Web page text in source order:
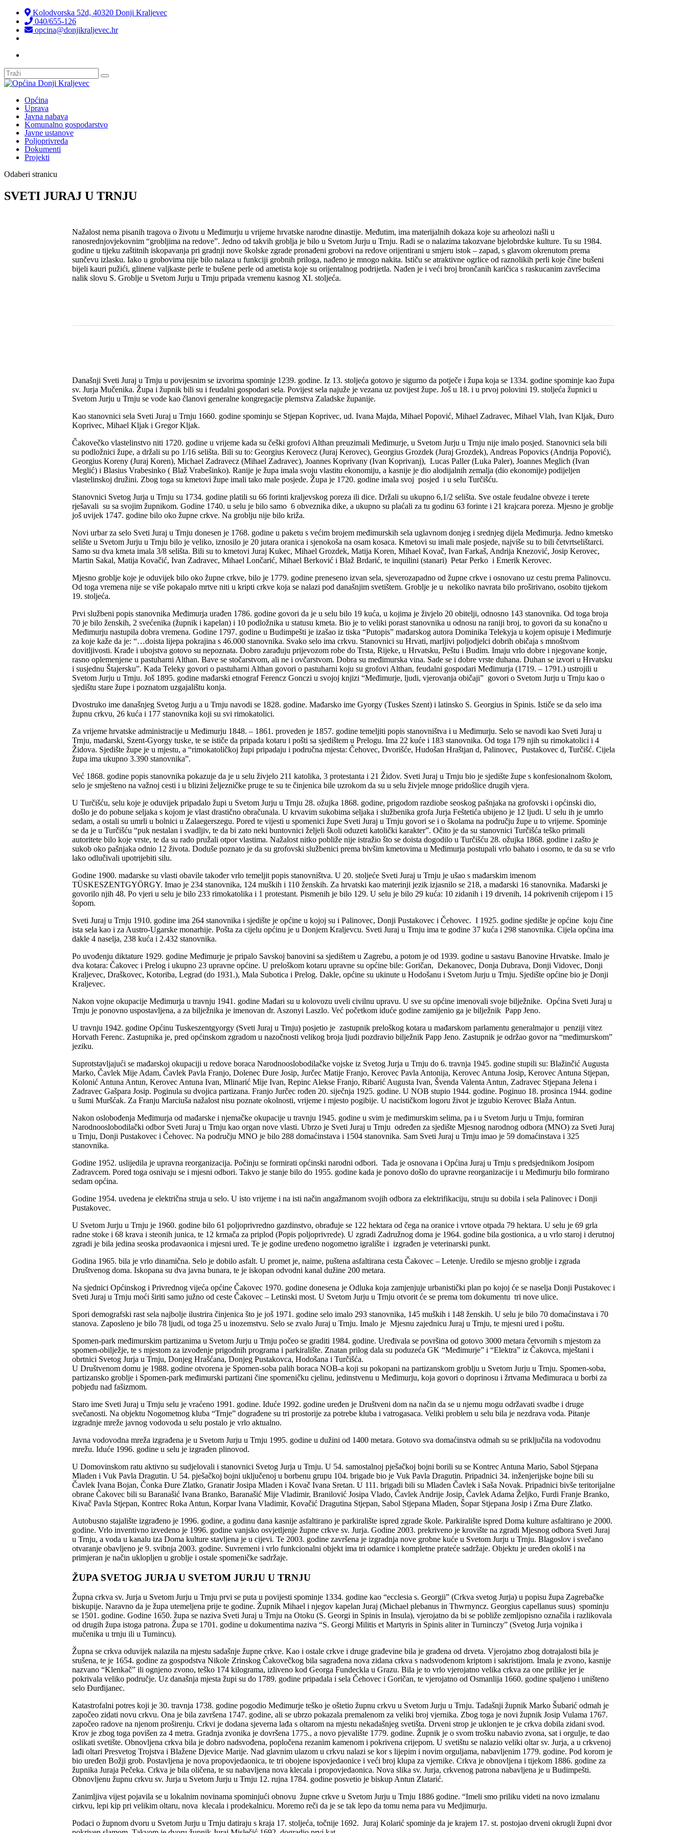
Kolodvorska 52d, 40320 Donji Kraljevec
040/655-126
opcina@donjikraljevec.hr
Općina
Uprava
Javna nabava
Komunalno gospodarstvo
Javne ustanove
Poljoprivreda
Dokumenti
Projekti
Odaberi stranicu
SVETI JURAJ U TRNJU
Nažalost nema pisanih tragova o životu u Međimurju u vrijeme hrvatske narodne dinastije. Međutim, ima materijalnih dokaza koje su arheolozi našli u
ranosrednjovjekovnim “grobljima na redove”. Jedno od takvih groblja je bilo u Svetom Jurju u Trnju. Radi se o nalazima takozvane bjelobrdske kulture. Tu su 1984.
godine u tijeku zaštitnih iskopavanja pri gradnji nove školske zgrade pronađeni grobovi na redove orijentirani u smjeru istok – zapad, s glavom okrenutom prema
sunčevu izlasku. Iako u grobovima nije bilo nalaza u funkciji grobnih priloga, nađeno je mnogo nakita. Ističu se atraktivne ogrlice od raznolikih perli koje čine bušeni
bijeli kauri pužići, glinene valjkaste perle te bušene perle od ametista koje su orijentalnog podrijetla. Nađen je i veći broj brončanih karičica s raskucanim završecima
nalik slovu S. Groblje u Svetom Jurju u Trnju pripada vremenu kasnog XI. stoljeća.
Današnji Sveti Juraj u Trnju u povijesnim se izvorima spominje 1239. godine. Iz 13. stoljeća gotovo je sigurno da potječe i župa koja se 1334. godine spominje kao župa
sv. Jurja Mučenika. Župa i župnik bili su i feudalni gospodari sela. Povijest sela najuže je vezana uz povijest župe. Još u 18. i u prvoj polovini 19. stoljeća župnici u
Svetom Jurju u Trnju se vode kao članovi generalne kongregacije plemstva Zaladske županije.
Kao stanovnici sela Sveti Juraj u Trnju 1660. godine spominju se Stjepan Koprivec, ud. Ivana Majda, Mihael Popović, Mihael Zadravec, Mihael Vlah, Ivan Kljak, Đuro
Koprivec, Mihael Kljak i Gregor Kljak.
Čakovečko vlastelinstvo niti 1720. godine u vrijeme kada su češki grofovi Althan preuzimali Međimurje, u Svetom Jurju u Trnju nije imalo posjed. Stanovnici sela bili
su podložnici župe, a držali su po 1/16 selišta. Bili su to: Georgius Kerovecz (Juraj Kerovec), Georgius Grozdek (Juraj Grozdek), Andreas Popovics (Andrija Popović),
Georgius Koreny (Juraj Koren), Michael Zadravecz (Mihael Zadravec), Joannes Koprivany (Ivan Koprivanj), Lucas Paller (Luka Paler), Joannes Meglich (Ivan
Meglić) i Blasius Vrabesinko ( Blaž Vrabešinko). Ranije je župa imala svoju vlastitu ekonomiju, a kasnije je dio alodijalnih zemalja (dio ekonomije) podijeljen
vlastelinskoj družini. Zbog toga su kmetovi župe imali tako male posjede. Župa je 1720. godine imala svoj posjed i u selu Turčišću.
Stanovnici Svetog Jurja u Trnju su 1734. godine platili su 66 forinti kraljevskog poreza ili dice. Držali su ukupno 6,1/2 selišta. Sve ostale feudalne obveze i terete
rješavali su sa svojim župnikom. Godine 1740. u selu je bilo samo 6 obveznika dike, a ukupno su plaćali za tu godinu 63 forinte i 21 krajcara poreza. Mjesno je groblje
još uvijek 1747. godine bilo oko župne crkve. Na groblju nije bilo križa.
Novi urbar za selo Sveti Juraj u Trnju donesen je 1768. godine u paketu s većim brojem međimurskih sela uglavnom donjeg i srednjeg dijela Međimurja. Jedno kmetsko
selište u Svetom Jurju u Trnju bilo je veliko, iznosilo je 20 jutara oranica i sjenokoša na osam kosaca. Kmetovi su imali male posjede, najviše su to bili četvrtselištarci.
Samo su dva kmeta imala 3/8 selišta. Bili su to kmetovi Juraj Kukec, Mihael Grozdek, Matija Koren, Mihael Kovač, Ivan Farkaš, Andrija Knezović, Josip Kerovec,
Martin Sakal, Matija Kovačić, Ivan Zadravec, Mihael Lončarić, Mihael Berković i Blaž Brdarić, te inquilini (stanari) Petar Perko i Emerik Kerovec.
Mjesno groblje koje je oduvijek bilo oko župne crkve, bilo je 1779. godine preneseno izvan sela, sjeverozapadno od župne crkve i osnovano uz cestu prema Palinovcu.
Od toga vremena nije se više pokapalo mrtve niti u kripti crkve koja se nalazi pod današnjim svetištem. Groblje je u nekoliko navrata bilo proširivano, osobito tijekom
19. stoljeća.
Prvi službeni popis stanovnika Međimurja urađen 1786. godine govori da je u selu bilo 19 kuća, u kojima je živjelo 20 obitelji, odnosno 143 stanovnika. Od toga broja
70 je bilo ženskih, 2 svećenika (župnik i kapelan) i 10 podložnika u statusu kmeta. Bio je to veliki porast stanovnika u odnosu na raniji broj, to govori da su konačno u
Međimurju nastupila dobra vremena. Godine 1797. godine u Budimpešti je izašao iz tiska “Putopis” mađarskog autora Dominika Telekyja u kojem opisuje i Međimurje
za koje kaže da je: “…doista lijepa pokrajina s 46.000 stanovnika. Svako selo ima crkvu. Stanovnici su Hrvati, marljivi poljodjelci dobrih običaja s mnoštvom
dovitljivosti. Krađe i ubojstva gotovo su nepoznata. Dobro zarađuju prijevozom robe do Trsta, Rijeke, u Hrvatsku, Peštu i Budim. Imaju vrlo dobre i njegovane konje,
rasno oplemenjene u pastuharni Althan. Bave se stočarstvom, ali ne i ovčarstvom. Dobra su međimurska vina. Sade se i dobre vrste duhana. Duhan se izvori u Hrvatsku
i susjednu Štajersku”. Kada Teleky govori o pastuharni Althan govori o pastuharni koju su grofovi Althan, feudalni gospodari Međimurja (1719. –1791.) ustrojili u
Svetom Jurju u Trnju. Još 1895. godine mađarski etnograf Ferencz Gonczi u svojoj knjizi “Međimurje, ljudi, vjerovanja običaji” govori o Svetom Jurju u Trnju kao o
sjedištu stare župe i poznatom uzgajalištu konja.
Dvostruko ime današnjeg Svetog Jurju a u Trnju navodi se 1828. godine. Mađarsko ime Gyorgy (Tuskes Szent) i latinsko S. Georgius in Spinis. Ističe se da selo ima
župnu crkvu, 26 kuća i 177 stanovnika koji su svi rimokatolici.
Za vrijeme hrvatske administracije u Međimurju 1848. –1861. proveden je 1857. godine temeljiti popis stanovništva i u Međimurju. Selo se navodi kao Sveti Juraj u
Trnju, mađarski, Szent-Gyorgy tuske, te se ističe da pripada kotaru i pošti sa sjedištem u Prelogu. Ima 22 kuće i 183 stanovnika. Od toga 179 njih su rimokatolici i 4
Židova. Sjedište župe je u mjestu, a “rimokatoličkoj župi pripadaju i područna mjesta: Čehovec, Dvorišće, Hudošan Hraštjan d, Palinovec, Pustakovec d, Turčišć. Cijela
župa ima ukupno 3.390 stanovnika”.
Već 1868. godine popis stanovnika pokazuje da je u selu živjelo 211 katolika, 3 protestanta i 21 Židov. Sveti Juraj u Trnju bio je sjedište župe s konfesionalnom školom,
selo je smješteno na važnoj cesti i u blizini željezničke pruge te su te činjenica bile uzrokom da su u selu živjele mnoge pridošlice drugih vjera.
U Turčišću, selu koje je oduvijek pripadalo župi u Svetom Jurju u Trnju 28. ožujka 1868. godine, prigodom razdiobe seoskog pašnjaka na grofovski i općinski dio,
došlo je do pobune seljaka s kojom je vlast drastično obračunala. U krvavim sukobima seljaka i službenika grofa Jurja Feštetića ubijeno je 12 ljudi. U selu ih je umrlo
sedam, a ostali su umrli u bolnici u Zalaegerszegu. Pored te vijesti u spomenici župe Sveti Juraj u Trnju govori se i o školama na području župe u to vrijeme. Spominje
se da je u Turčišću “puk nestalan i svadljiv, te da bi zato neki buntovnici željeli školi oduzeti katolički karakter”. Očito je da su stanovnici Turčišća teško primali
autoritete bilo koje vrste, te da su rado pružali otpor vlastima. Nažalost nitko pobliže nije istražio što se doista dogodilo u Turčišću 28. ožujka 1868. godine i zašto je
sukob oko pašnjaka odnio 12 života. Doduše poznato je da su grofovski službenici prema bivšim kmetovima u Međimurja postupali vrlo bahato i osorno, te da su se vrlo
lako odlučivali upotrijebiti silu.
Godine 1900. mađarske su vlasti obavile također vrlo temeljit popis stanovništva. U 20. stoljeće Sveti Juraj u Trnju je ušao s mađarskim imenom
TÜSKESZENTGYÖRGY. Imao je 234 stanovnika, 124 muških i 110 ženskih. Za hrvatski kao materinji jezik izjasnilo se 218, a mađarski 16 stanovnika. Mađarski je
govorilo njih 48. Po vjeri u selu je bilo 233 rimokatolika i 1 protestant. Pismenih je bilo 129. U selu je bilo 29 kuća: 10 zidanih i 19 drvenih, 14 pokrivenih crijepom i 15
šopom.
Sveti Juraj u Trnju 1910. godine ima 264 stanovnika i sjedište je općine u kojoj su i Palinovec, Donji Pustakovec i Čehovec. I 1925. godine sjedište je općine koju čine
ista sela kao i za Austro-Ugarske monarhije. Pošta za cijelu općinu je u Donjem Kraljevcu. Sveti Juraj u Trnju ima te godine 37 kuća i 298 stanovnika. Cijela općina ima
dakle 4 naselja, 238 kuća i 2.432 stanovnika.
Po uvođenju diktature 1929. godine Međimurje je pripalo Savskoj banovini sa sjedištem u Zagrebu, a potom je od 1939. godine u sastavu Banovine Hrvatske. Imalo je
dva kotara: Čakovec i Prelog i ukupno 23 upravne općine. U preloškom kotaru upravne su općine bile: Goričan, Dekanovec, Donja Dubrava, Donji Vidovec, Donji
Kraljevec, Draškovec, Kotoriba, Legrad (do 1931.), Mala Subotica i Prelog. Dakle, općine su ukinute u Hodošanu i Svetom Jurju u Trnju. Sjedište općine bio je Donji
Kraljevec.
Nakon vojne okupacije Međimurja u travnju 1941. godine Mađari su u kolovozu uveli civilnu upravu. U sve su općine imenovali svoje bilježnike. Općina Sveti Juraj u
Trnju je ponovno uspostavljena, a za bilježnika je imenovan dr. Aszonyi Laszlo. Već početkom iduće godine zamijenio ga je bilježnik Papp Jeno.
U travnju 1942. godine Općinu Tuskeszentgyorgy (Sveti Juraj u Trnju) posjetio je zastupnik preloškog kotara u mađarskom parlamentu generalmajor u penziji vitez
Horvath Ferenc. Zastupnika je, pred općinskom zgradom u nazočnosti velikog broja ljudi pozdravio bilježnik Papp Jeno. Zastupnik je održao govor na “međimurskom”
jeziku.
Suprotstavljajući se mađarskoj okupaciji u redove boraca Narodnooslobodilačke vojske iz Svetog Jurja u Trnju do 6. travnja 1945. godine stupili su: Blažinčić Augusta
Marko, Čavlek Mije Adam, Čavlek Pavla Franjo, Dolenec Đure Josip, Jurčec Matije Franjo, Kerovec Pavla Antonija, Kerovec Antuna Josip, Kerovec Antuna Stjepan,
Kolonić Antuna Antun, Kerovec Antuna Ivan, Mlinarić Mije Ivan, Repinc Alekse Franjo, Ribarić Augusta Ivan, Švenda Valenta Antun, Zadravec Stjepana Jelena i
Zadravec Gašpara Josip. Poginula su dvojica partizana. Franjo Jurčec rođen 20. siječnja 1925. godine. U NOB stupio 1944. godine. Poginuo 18. prosinca 1944. godine
u šumi Muršćak. Za Franju Marciuša nažalost nisu poznate okolnosti, vrijeme i mjesto pogibije. U nacističkom logoru život je izgubio Kerovec Blaža Antun.
Nakon oslobođenja Međimurja od mađarske i njemačke okupacije u travnju 1945. godine u svim je međimurskim selima, pa i u Svetom Jurju u Trnju, formiran
Narodnooslobodilački odbor Sveti Juraj u Trnju kao organ nove vlasti. Ubrzo je Sveti Juraj u Trnju određen za sjedište Mjesnog narodnog odbora (MNO) za Sveti Juraj
u Trnju, Donji Pustakovec i Čehovec. Na području MNO je bilo 288 domaćinstava i 1504 stanovnika. Sam Sveti Juraj u Trnju imao je 59 domaćinstava i 325
stanovnika.
Godine 1952. uslijedila je upravna reorganizacija. Počinju se formirati općinski narodni odbori. Tada je osnovana i Općina Juraj u Trnju s predsjednikom Josipom
Zadravcem. Pored toga osnivaju se i mjesni odbori. Takvo je stanje bilo do 1955. godine kada je ponovo došlo do upravne reorganizacije i u Međimurju bilo formirano
sedam općina.
Godine 1954. uvedena je električna struja u selo. U isto vrijeme i na isti način angažmanom svojih odbora za elektrifikaciju, struju su dobila i sela Palinovec i Donji
Pustakovec.
U Svetom Jurju u Trnju je 1960. godine bilo 61 poljoprivredno gazdinstvo, obrađuje se 122 hektara od čega na oranice i vrtove otpada 79 hektara. U selu je 69 grla
radne stoke i 68 krava i steonih junica, te 12 krmača za priplod (Popis poljoprivrede). U zgradi Zadružnog doma je 1964. godine bila gostionica, a u vrlo staroj i derutnoj
zgradi je bila jedina seoska prodavaonica i mjesni ured. Te je godine uređeno nogometno igralište i izgrađen je veterinarski punkt.
Godina 1965. bila je vrlo dinamična. Selo je dobilo asfalt. U promet je, naime, puštena asfaltirana cesta Čakovec –Letenje. Uredilo se mjesno groblje i zgrada
Društvenog doma. Iskopana su dva javna bunara, te je iskopan odvodni kanal dužine 200 metara.
Na sjednici Općinskog i Privrednog vijeća općine Čakovec 1970. godine donesena je Odluka koja zamjenjuje urbanistički plan po kojoj će se naselja Donji Pustakovec i
Sveti Juraj u Trnju moći širiti samo južno od ceste Čakovec –Letinski most. U Svetom Jurju u Trnju otvorit će se prema tom dokumentu tri nove ulice.
Spori demografski rast sela najbolje ilustrira činjenica što je još 1971. godine selo imalo 293 stanovnika, 145 muških i 148 ženskih. U selu je bilo 70 domaćinstava i 70
stanova. Zaposleno je bilo 78 ljudi, od toga 25 u inozemstvu. Selo se zvalo Juraj u Trnju. Imalo je Mjesnu zajednicu Juraj u Trnju, te mjesni ured i poštu.
Spomen-park međimurskim partizanima u Svetom Jurju u Trnju počeo se graditi 1984. godine. Uređivala se površina od gotovo 3000 metara četvornih s mjestom za
spomen-obilježje, te s mjestom za izvođenje prigodnih programa i parkiralište. Znatan prilog dala su poduzeća GK “Međimurje” i “Elektra” iz Čakovca, mještani i
obrtnici Svetog Jurja u Trnju, Donjeg Hrašćana, Donjeg Pustakovca, Hodošana i Turčišća.
U Društvenom domu je 1988. godine otvorena je Spomen-soba palih boraca NOB-a koji su pokopani na partizanskom groblju u Svetom Jurju u Trnju. Spomen-soba,
partizansko groblje i Spomen-park međimurski partizani čine spomeničku cjelinu, jedinstvenu u Međimurju, koja govori o doprinosu i žrtvama Međimuraca u borbi za
pobjedu nad fašizmom.
Staro ime Sveti Juraj u Trnju selu je vraćeno 1991. godine. Iduće 1992. godine uređen je Društveni dom na način da se u njemu mogu održavati svadbe i druge
svečanosti. Na objektu Nogometnog kluba “Trnje” dograđene su tri prostorije za potrebe kluba i vatrogasaca. Veliki problem u selu bila je nezdrava voda. Pitanje
izgradnje mreže javnog vodovoda u selu postalo je vrlo aktualno.
Javna vodovodna mreža izgrađena je u Svetom Jurju u Trnju 1995. godine u dužini od 1400 metara. Gotovo sva domaćinstva odmah su se priključila na vodovodnu
mrežu. Iduće 1996. godine u selu je izgrađen plinovod.
U Domovinskom ratu aktivno su sudjelovali i stanovnici Svetog Jurja u Trnju. U 54. samostalnoj pješačkoj bojni borili su se Kontrec Antuna Mario, Sabol Stjepana
Mladen i Vuk Pavla Dragutin. U 54. pješačkoj bojni uključenoj u borbenu grupu 104. brigade bio je Vuk Pavla Dragutin. Pripadnici 34. inženjerijske bojne bili su
Čavlek Ivana Bojan, Čonka Đure Zlatko, Granatir Josipa Mladen i Kovač Ivana Sretan. U 111. brigadi bili su Mladen Čavlek i Saša Novak. Pripadnici bivše teritorijalne
obrane Čakovec bili su Baranašić Ivana Branko, Baranašić Mije Vladimir, Branilović Josipa Vlado, Čavlek Andrije Josip, Čavlek Adama Željko, Furdi Franje Branko,
Kivač Pavla Stjepan, Kontrec Roka Antun, Korpar Ivana Vladimir, Kovačić Dragutina Stjepan, Sabol Stjepana Mladen, Šopar Stjepana Josip i Zrna Đure Zlatko.
Autobusno stajalište izgrađeno je 1996. godine, a godinu dana kasnije asfaltirano je parkiralište ispred zgrade škole. Parkiralište ispred Doma kulture asfaltirano je 2000.
godine. Vrlo inventivno izvedeno je 1996. godine vanjsko osvjetljenje župne crkve sv. Jurja. Godine 2003. prekriveno je krovište na zgradi Mjesnog odbora Sveti Juraj
u Trnju, a voda u kanalu iza Doma kulture stavljena je u cijevi. Te 2003. godine završena je izgradnja nove grobne kuće u Svetom Jurju u Trnju. Blagoslov i svečano
otvaranje obavljeno je 9. svibnja 2003. godine. Suvremeni i vrlo funkcionalni objekt ima tri odarnice i kompletne prateće sadržaje. Objektu je uređen okoliš i na
primjeran je način uklopljen u groblje i ostale spomeničke sadržaje.
ŽUPA SVETOG JURJA U SVETOM JURJU U TRNJU
Župna crkva sv. Jurja u Svetom Jurju u Trnju prvi se puta u povijesti spominje 1334. godine kao “ecclesia s. Georgii” (Crkva svetog Jurja) u popisu župa Zagrebačke
biskupije. Naravno da je župa utemeljena prije te godine. Župnik Mihael i njegov kapelan Juraj (Michael plebanus in Thwrnyncz. Georgius capellanus suus) spominju
se 1501. godine. Godine 1650. župa se naziva Sveti Juraj u Trnju na Otoku (S. Georgi in Spinis in Insula), vjerojatno da bi se pobliže zemljopisno označila i razlikovala
od drugih župa istoga patrona. Župa se 1701. godine u dokumentima naziva “S. Georgi Militis et Martyris in Spinis aliter in Turninczy” (Svetog Jurja vojnika i
mučenika u trnju ili u Turnincu).
Župna se crkva oduvijek nalazila na mjestu sadašnje župne crkve. Kao i ostale crkve i druge građevine bila je građena od drveta. Vjerojatno zbog dotrajalosti bila je
srušena, te je 1654. godine za gospodstva Nikole Zrinskog Čakovečkog bila sagrađena nova zidana crkva s nadsvođenom kriptom i sakristijom. Imala je zvono, kasnije
nazvano “Klenkač” ili ognjeno zvono, teško 174 kilograma, izliveno kod Georga Fundeckla u Grazu. Bila je to vrlo vjerojatno velika crkva za one prilike jer je
pokrivala veliko područje. Uz današnja mjesta župi su do 1789. godine pripadala i sela Čehovec i Goričan, te vjerojatno od Osmanlija 1660. godine spaljeno i uništeno
selo Đurđijanec.
Katastrofalni potres koji je 30. travnja 1738. godine pogodio Međimurje teško je oštetio župnu crkvu u Svetom Jurju u Trnju. Tadašnji župnik Marko Šubarić odmah je
započeo zidati novu crkvu. Ona je bila završena 1747. godine, ali se ubrzo pokazala premalenom za veliki broj vjernika. Zbog toga je novi župnik Josip Vulama 1767.
započeo radove na njenom proširenju. Crkvi je dodana sjeverna lađa s oltarom na mjestu nekadašnjeg svetišta. Drveni strop je uklonjen te je crkva dobila zidani svod.
Krov je zbog toga povišen za 4 metra. Gradnja zvonika je dovršena 1775., a novo pjevalište 1779. godine. Župnik je o svom trošku nabavio zvona, sat i orgulje, te dao
oslikati svetište. Obnovljena crkva bila je dobro nadsvođena, popločena rezanim kamenom i pokrivena crijepom. U svetištu se nalazio veliki oltar sv. Jurja, a u crkvenoj
lađi oltari Presvetog Trojstva i Blažene Djevice Marije. Nad glavnim ulazom u crkvu nalazi se kor s lijepim i novim orguljama, nabavljenim 1779. godine. Pod korom je
bio uređen Božji grob. Postavljena je nova propovjedaonica, te tri obojene ispovjedaonice i veći broj klupa za vjernike. Crkva je obnovljena i tijekom 1886. godine za
župnika Juraja Pečeka. Crkva je bila oličena, te su nabavljena nova klecala i propovjedaonica. Nova slika sv. Jurja, crkvenog patrona nabavljena je u Budimpešti.
Obnovljenu župnu crkvu sv. Jurja u Svetom Jurju u Trnju 12. rujna 1784. godine posvetio je biskup Antun Zlatarić.
Zanimljiva vijest pojavila se u lokalnim novinama spominjući obnovu župne crkve u Svetom Jurju u Trnju 1886 godine. “Imeli smo priliku videti na novo izmalanu
cirkvu, lepi kip pri velikim oltaru, nova klecala i prodekalnicu. Moremo reči da je se tak lepo da tomu nema para vu Medjimurju.
Podaci o župnom dvoru u Svetom Jurju u Trnju datiraju s kraja 17. stoljeća, točnije 1692. Juraj Kolarić spominje da je krajem 17. st. postojao drveni okrugli župni dvor